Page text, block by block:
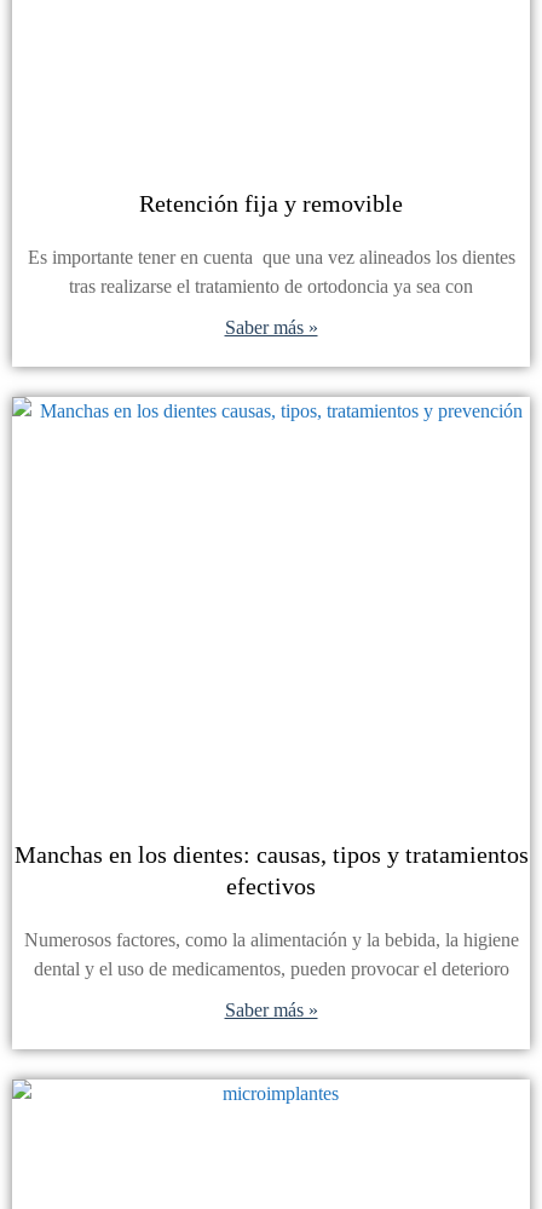
Retención fija y removible
Es importante tener en cuenta que una vez alineados los dientes
tras realizarse el tratamiento de ortodoncia ya sea con
Saber más »
Manchas en los dientes: causas, tipos y tratamientos
efectivos
Numerosos factores, como la alimentación y la bebida, la higiene
dental y el uso de medicamentos, pueden provocar el deterioro
Saber más »